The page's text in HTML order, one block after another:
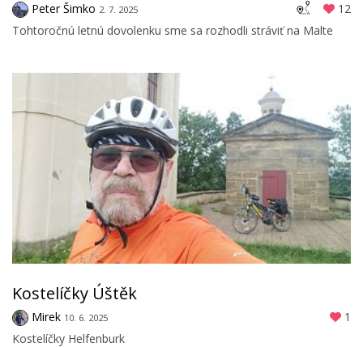
Peter Šimko 2. 7. 2025
12
Tohtoročnú letnú dovolenku sme sa rozhodli stráviť na Malte
Kostelíčky Úštěk
Mirek 10. 6. 2025
1
Kostelíčky Helfenburk